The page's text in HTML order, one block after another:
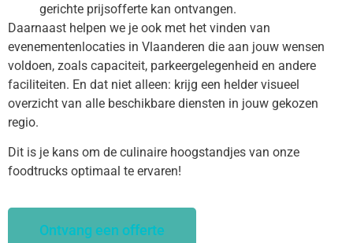
gerichte prijsofferte kan ontvangen.
Daarnaast helpen we je ook met het vinden van
evenementenlocaties in Vlaanderen die aan jouw wensen
voldoen, zoals capaciteit, parkeergelegenheid en andere
faciliteiten. En dat niet alleen: krijg een helder visueel
overzicht van alle beschikbare diensten in jouw gekozen
regio.
Dit is je kans om de culinaire hoogstandjes van onze
foodtrucks optimaal te ervaren!
Ontvang een offerte